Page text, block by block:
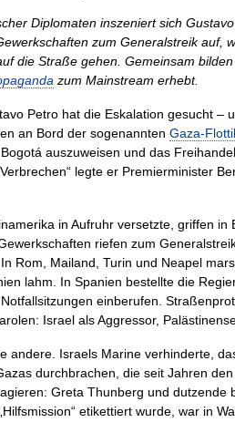
Diplomaten inszeniert sich
zum Generalstreik auf,
die Straße gehen. Gemeinsam
zum Mainstream erhebt.
Petro hat die Eskalation gesucht –
an Bord der sogenanntenGaza-
auszuweisen und das
legte er Premierminister
in Aufruhr versetzte, griffen in
riefen zum
In Rom, Mailand, Turin und Neapel
lahm. In Spanien bestellte die
einberufen.
Israel als Aggressor,
andere. Israels Marine verhinderte,
durchbrachen, die seit Jahren
Greta Thunberg und dutzende
etikettiert wurde, war in